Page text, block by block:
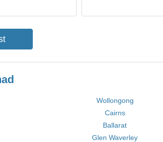
Wollongong
Cairns
Ballarat
Glen Waverley